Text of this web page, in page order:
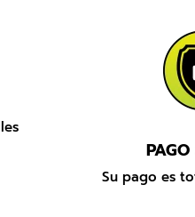
PAGO
Su pago es